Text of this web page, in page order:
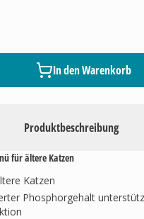
Produktbeschreibung
für ältere Katzen
Katzen
Phosphorgehalt
In den Warenkorb